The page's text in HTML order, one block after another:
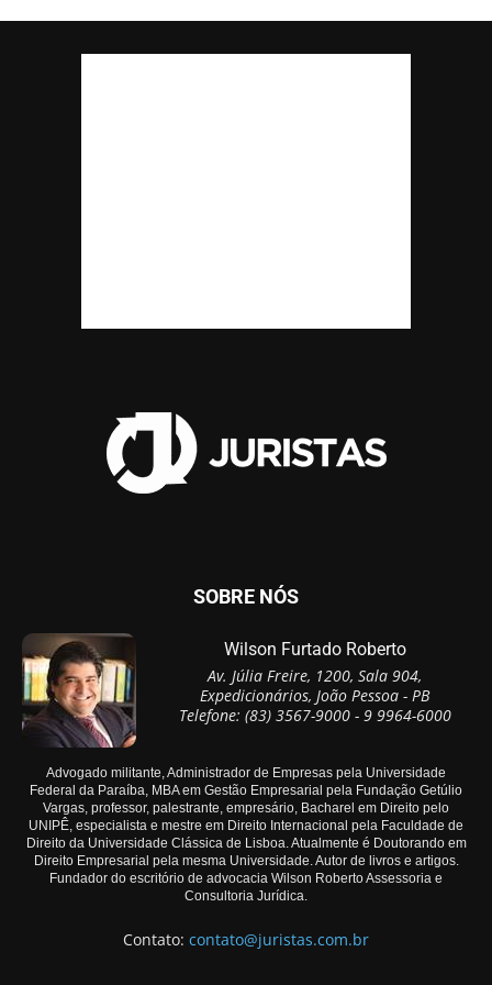
SOBRE NÓS
Wilson Furtado Roberto
Av. Júlia Freire, 1200, Sala 904,
Expedicionários, João Pessoa - PB
Telefone: (83) 3567-9000 - 9 9964-6000
Advogado militante, Administrador de Empresas pela Universidade
Federal da Paraíba, MBA em Gestão Empresarial pela Fundação Getúlio
Vargas, professor, palestrante, empresário, Bacharel em Direito pelo
UNIPÊ, especialista e mestre em Direito Internacional pela Faculdade de
Direito da Universidade Clássica de Lisboa. Atualmente é Doutorando em
Direito Empresarial pela mesma Universidade. Autor de livros e artigos.
Fundador do escritório de advocacia Wilson Roberto Assessoria e
Consultoria Jurídica.
Contato: contato@juristas.com.br